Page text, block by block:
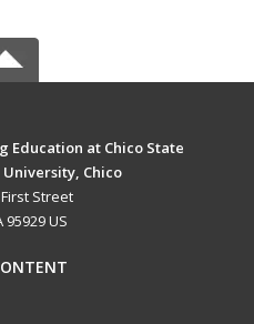
Education at Chico State
Chico
Street
95929 US